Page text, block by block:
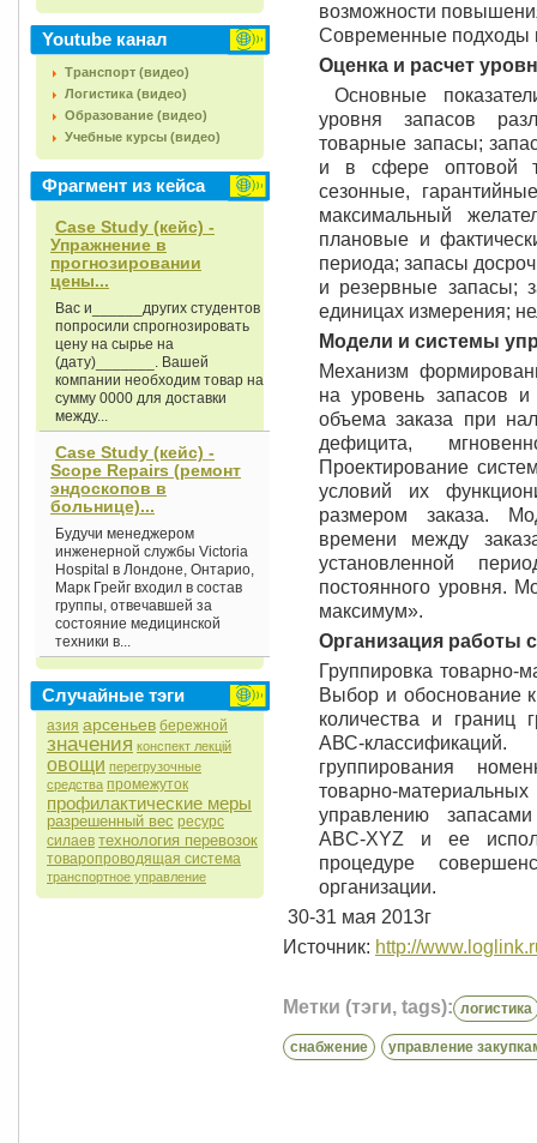
Youtube канал
Транспорт (видео)
Логистика (видео)
Образование (видео)
Учебные курсы (видео)
Фрагмент из кейса
Case Study (кейс) -
Упражнение в
прогнозировании
цены...
Вас и______других студентов
попросили спрогнозировать
цену на сырье на
(дату)_______. Вашей
компании необходим товар на
сумму 0000 для доставки
между...
Case Study (кейс) -
Scope Repairs (ремонт
эндоскопов в
больнице)...
Будучи менеджером
инженерной службы Victoria
Hospital в Лондоне, Онтарио,
Марк Грейг входил в состав
группы, отвечавшей за
состояние медицинской
техники в...
Случайные тэги
азия арсеньев бережной
значения конспект лекцій
овощи перегрузочные
средства промежуток
профилактические меры
разрешенный вес ресурс
силаев технология перевозок
товаропроводящая система
транспортное управление
возможности
Современные подходы
Оценка и расчет
Основные
уровня запасов
товарные запасы;
и в сфере оптовой
сезонные,
максимальный
плановые и
периода; запасы
и резервные запасы;
единицах измерения;
Модели и системы
Механизм
на уровень запасов и
объема заказа при
дефицита,
Проектирование
условий их
размером заказа.
времени между
установленной
постоянного уровня.
максимум».
Организация работы
Группировка товарно-
Выбор и обоснование
количества и границ
АВС-
группирования
товарно-
управлению
ABC-XYZ и ее
процедуре
организации.
30-31 мая 2013г
Источник: http://
Метки (тэги, tags): логистика
снабжение управление